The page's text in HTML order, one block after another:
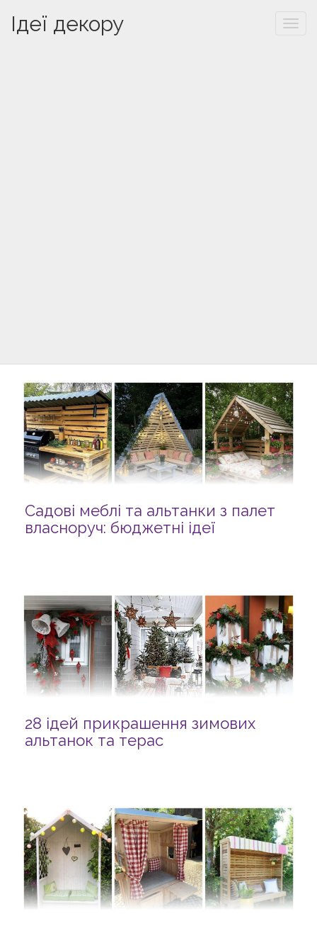
Ідеї декору
Садові меблі та альтанки з палет
власноруч: бюджетні ідеї
28 ідей прикрашення зимових
альтанок та терас